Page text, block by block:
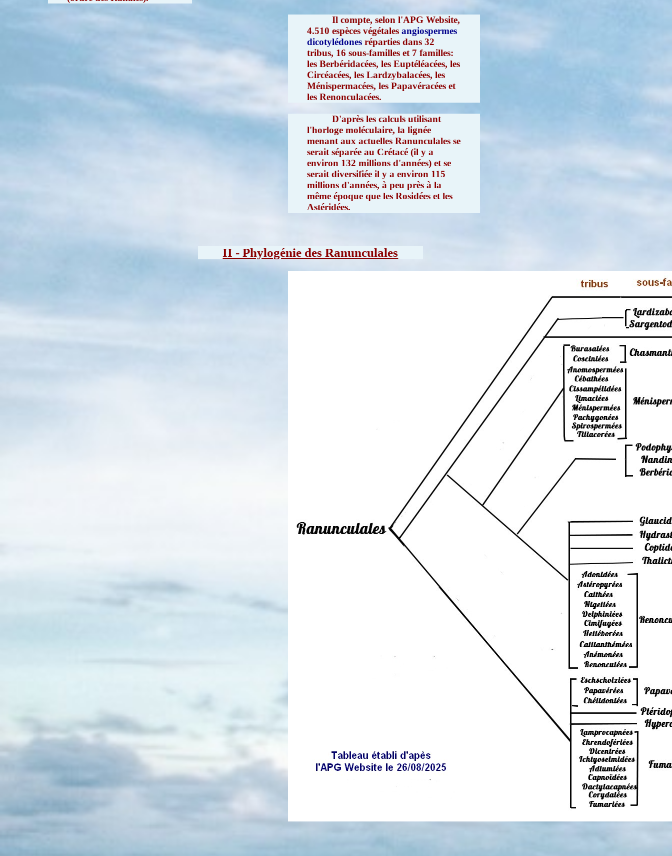
Il compte, selon l'APG Website,
4.510 espèces végétalesangiospermes
dicotylédones réparties dans 32
tribus, 16 sous-familles et 7 familles:
les Berbéridacées, les Euptéléacées, les
Circéacées, les Lardzybalacées, les
Ménispermacées, les Papavéracées et
les Renonculacées.
D'après les calculs utilisant
l'horloge moléculaire, la lignée
menant aux actuelles Ranunculales se
serait séparée au Crétacé (il y a
environ 132 millions d'années) et se
serait diversifiée il y a environ 115
millions d'années, à peu près à la
même époque que les Rosidées et les
Astéridées.
II - Phylogénie des Ranunculales